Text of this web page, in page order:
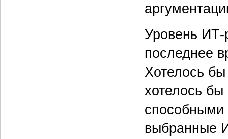
Уровень ИТ-
последнее
Хотелось бы
хотелось
способными
выбранные